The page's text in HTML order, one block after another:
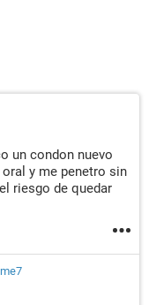
un condon nuevo
y me penetro sin
riesgo de quedar